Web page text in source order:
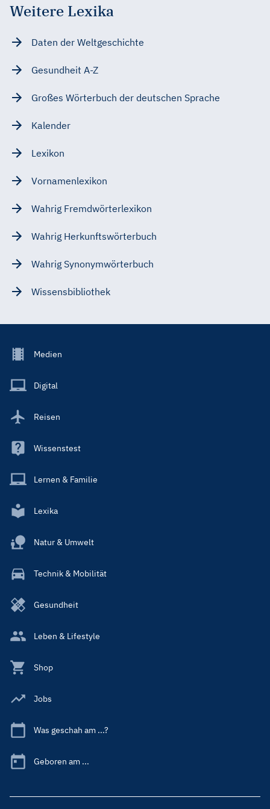
Weitere Lexika
Daten der Weltgeschichte
Gesundheit A-Z
Großes Wörterbuch der deutschen Sprache
Kalender
Lexikon
Vornamenlexikon
Wahrig Fremdwörterlexikon
Wahrig Herkunftswörterbuch
Wahrig Synonymwörterbuch
Wissensbibliothek
Footer
Main
Medien
Digital
Reisen
Wissenstest
Lernen & Familie
Lexika
Natur & Umwelt
Technik & Mobilität
Gesundheit
Leben & Lifestyle
Shop
Jobs
Was geschah am ...?
Geboren am ...